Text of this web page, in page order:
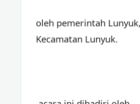
oleh pemerintah
Kecamatan Lunyuk.